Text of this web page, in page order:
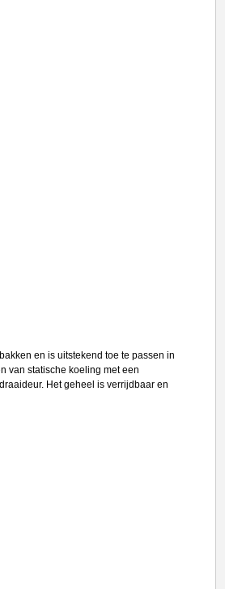
en is uitstekend toe te passen in
van statische koeling met een
Het geheel is verrijdbaar en